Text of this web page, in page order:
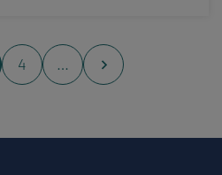
4 …